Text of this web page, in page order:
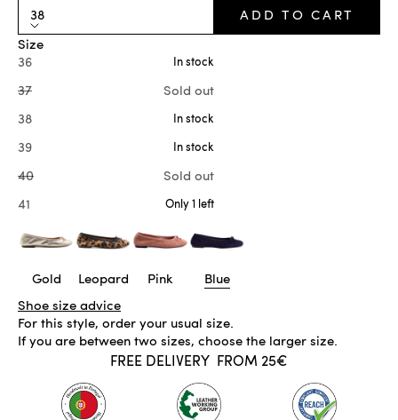
Gold Leopard Pink Blue
38
Size
36
In stock
37
Sold out
38
In stock
39 In stock
40
Sold out
41
Only 1 left
ADD TO CART
Shoe size advice
For this style, order your usual size.
If you are between two sizes, choose the larger size.
IN STOCK
ADD TO CART
FREE DELIVERY FROM 25€